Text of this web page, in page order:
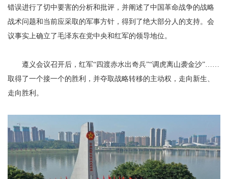
错误进行了切中要害的分析和批评，并阐述了中国革命战争的战略
战术问题和当前应采取的军事方针，得到了绝大部分人的支持。会
议事实上确立了毛泽东在党中央和红军的领导地位。
遵义会议召开后，红军“四渡赤水出奇兵”“调虎离山袭金沙”……
取得了一个接一个的胜利，并夺取战略转移的主动权，走向新生、
走向胜利。